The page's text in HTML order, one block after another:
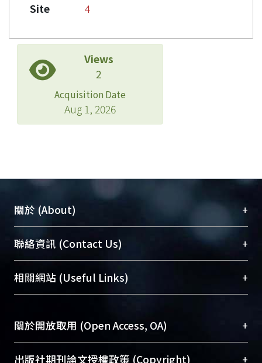
Site
4
Views
2
Acquisition Date
Aug 1, 2026
關於 (About) +
臺大位居世界頂尖大學之列，為永久珍藏及向國際
展現本校豐碩的研究成果及學術能量，圖書館整合
機構典藏（NTUR）與學術庫（AH）不同功能平
台，成為臺大學術典藏NTU scholars。期能整合研
成果。
To permanently archive and promote researcher
profiles and scholarly works, Library integrates the
聯絡資訊 (Contact Us) +
總館學科館員(Main Library)
醫學圖書館學科館員(Medical Library)
Sciences Library)
相關網站 (Useful Links) +
關於開放取用 (Open Access, OA) +
開放取用是從使用者角度提升資訊取用性的社會運
出版社期刊論文授權政策 (Copyright) +